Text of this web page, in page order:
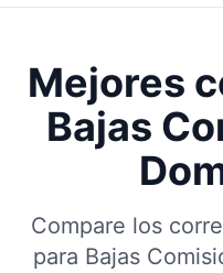
Mejores
Bajas
Compare los
para Bajas